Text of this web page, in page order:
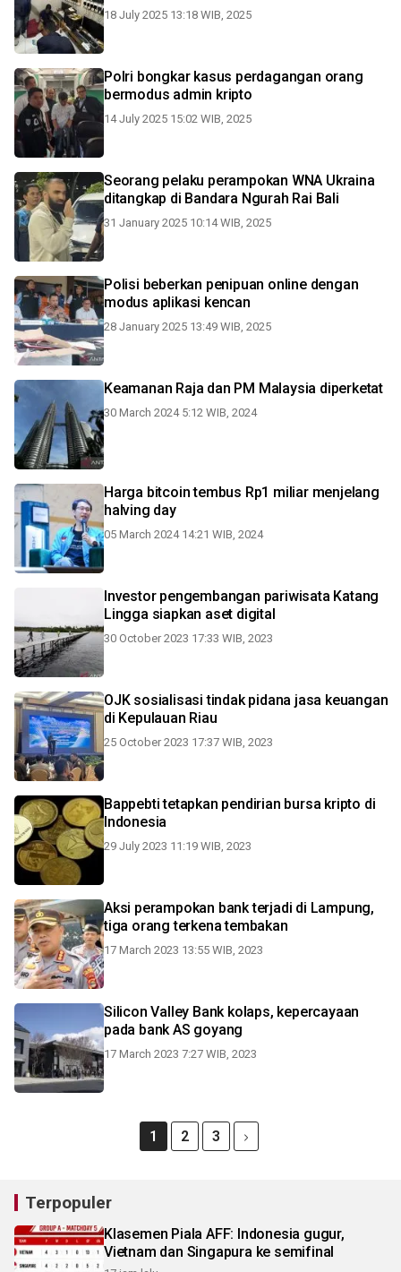
18 July 2025 13:18 WIB, 2025
Polri bongkar kasus perdagangan orang
bermodus admin kripto
14 July 2025 15:02 WIB, 2025
Seorang pelaku perampokan WNA Ukraina
ditangkap di Bandara Ngurah Rai Bali
31 January 2025 10:14 WIB, 2025
Polisi beberkan penipuan online dengan
modus aplikasi kencan
28 January 2025 13:49 WIB, 2025
Keamanan Raja dan PM Malaysia diperketat
30 March 2024 5:12 WIB, 2024
Harga bitcoin tembus Rp1 miliar menjelang
halving day
05 March 2024 14:21 WIB, 2024
Investor pengembangan pariwisata Katang
Lingga siapkan aset digital
30 October 2023 17:33 WIB, 2023
OJK sosialisasi tindak pidana jasa keuangan
di Kepulauan Riau
25 October 2023 17:37 WIB, 2023
Bappebti tetapkan pendirian bursa kripto di
Indonesia
29 July 2023 11:19 WIB, 2023
Aksi perampokan bank terjadi di Lampung,
tiga orang terkena tembakan
17 March 2023 13:55 WIB, 2023
Silicon Valley Bank kolaps, kepercayaan
pada bank AS goyang
17 March 2023 7:27 WIB, 2023
1 2 3
Terpopuler
Klasemen Piala AFF: Indonesia gugur,
Vietnam dan Singapura ke semifinal